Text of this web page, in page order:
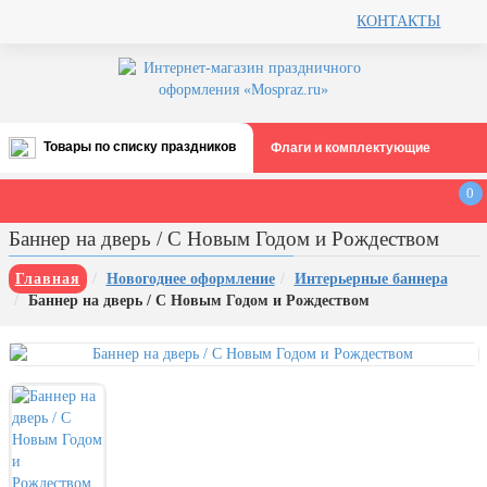
КОНТАКТЫ
Товары по списку праздников
Все праздники
августа)
12 августа, День ВВС
22 августа, День Государственного
День шахтера (последнее
воскресенье августа)
1 сентября, День знаний
Флаги и комплектующие
0
Баннер на дверь / С Новым Годом и Рождеством
Главная Новогоднее оформление
Интерьерные баннера
Баннер на дверь / С Новым Годом и Рождеством